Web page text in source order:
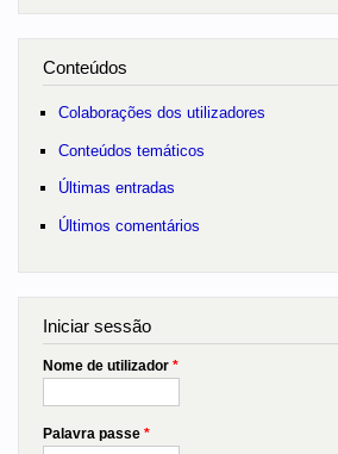
Conteúdos
Colaborações dos utilizadores
Conteúdos temáticos
Últimas entradas
Últimos comentários
Iniciar sessão
Nome de utilizador *
Palavra passe *